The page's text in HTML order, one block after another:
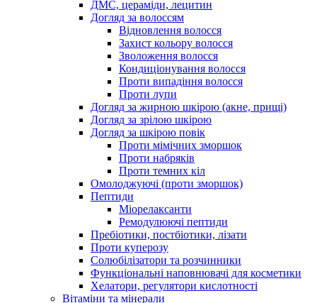
ДМС, цераміди, лецитин
Догляд за волоссям
Відновлення волосся
Захист кольору волосся
Зволоження волосся
Кондиціонування волосся
Проти випадіння волосся
Проти лупи
Догляд за жирною шкірою (акне, прищі)
Догляд за зрілою шкірою
Догляд за шкірою повік
Проти мімічних зморшок
Проти набряків
Проти темних кіл
Омолоджуючі (проти зморшок)
Пептиди
Міорелаксанти
Ремодулюючі пептиди
Пребіотики, постбіотики, лізати
Проти куперозу
Солюбілізатори та розчинники
Функціональні наповнювачі для косметики
Хелатори, регулятори кислотності
Вітаміни та мінерали